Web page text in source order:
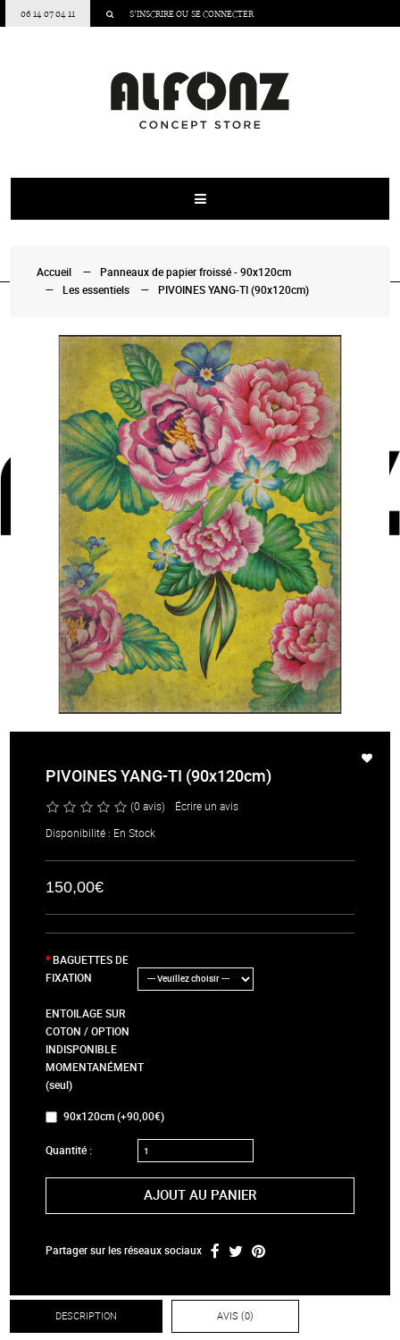
06 14 07 04 11 S’INSCRIREOU SE CONNECTER
Accueil
Panneaux de papier froissé - 90x120cm
Les essentiels
PIVOINES YANG-TI (90x120cm)
PIVOINES YANG-TI (90x120cm)
(0 avis) Écrire un avis
Disponibilité : En Stock
150,00€
BAGUETTES DE
FIXATION
ENTOILAGE SUR
COTON / OPTION
INDISPONIBLE
MOMENTANÉMENT
(seul)
90x120cm (+90,00€)
Quantité :
AJOUT AU PANIER
Partager sur les réseaux sociaux
DESCRIPTION AVIS (0)